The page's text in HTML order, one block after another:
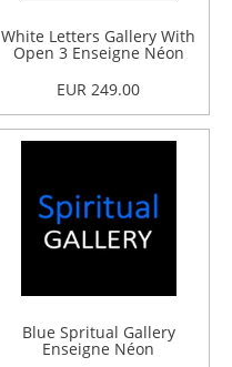
White Letters Gallery With
Open 3 Enseigne Néon
EUR 249.00
Blue Spritual Gallery
Enseigne Néon